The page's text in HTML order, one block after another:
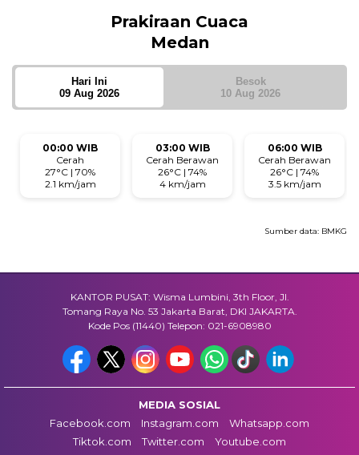
Prakiraan Cuaca
Medan
Hari Ini
09 Aug 2026
Besok
10 Aug 2026
00:00 WIB
Cerah
27°C | 70%
2.1 km/jam
03:00 WIB
Cerah Berawan
26°C | 74%
4 km/jam
06:00 WIB
Cerah Berawan
26°C | 74%
3.5 km/jam
Sumber data: BMKG
KANTOR PUSAT: Wisma Lumbini, 3th Floor, Jl.
Tomang Raya No. 53 Jakarta Barat, DKI JAKARTA.
Kode Pos (11440) Telepon: 021-6908980
MEDIA SOSIAL
Facebook.com
Instagram.com
Whatsapp.com
Tiktok.com
Twitter.com Youtube.com